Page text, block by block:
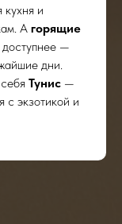
кухня и
А горящие
доступнее —
дни.
Тунис —
с экзотикой и